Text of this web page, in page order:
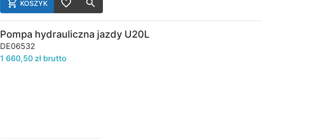
KOSZYK
AddToCart
AddToWishlist
Pompa hydrauliczna jazdy U20L
DE06532
1 660,50 zł brutto